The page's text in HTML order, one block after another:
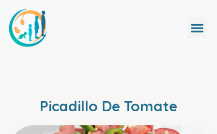
Picadillo De Tomate